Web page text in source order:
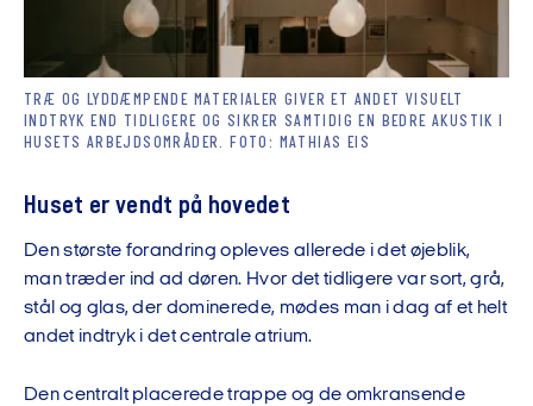
TRÆ OG LYDDÆMPENDE MATERIALER GIVER ET ANDET VISUELT
INDTRYK END TIDLIGERE OG SIKRER SAMTIDIG EN BEDRE AKUSTIK I
HUSETS ARBEJDSOMRÅDER. FOTO: MATHIAS EIS
Huset er vendt på hovedet
Den største forandring opleves allerede i det øjeblik,
man træder ind ad døren. Hvor det tidligere var sort, grå,
stål og glas, der dominerede, mødes man i dag af et helt
andet indtryk i det centrale atrium.
Den centralt placerede trappe og de omkransende